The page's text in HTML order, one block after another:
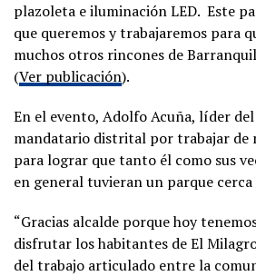
plazoleta e iluminación LED. Este
que queremos y trabajaremos para
muchos otros rincones de
(Ver publicación).
En el evento, Adolfo Acuña, líder
mandatario distrital por trabajar de
para lograr que tanto él como sus
en general tuvieran un parque cerca
“Gracias alcalde porque hoy
disfrutar los habitantes de El
del trabajo articulado entre la